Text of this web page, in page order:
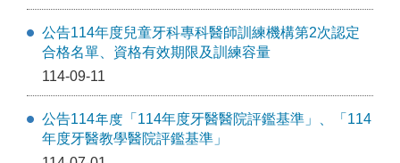
公告114年度兒童牙科專科醫師訓練機構第2次認定
合格名單、資格有效期限及訓練容量
114-09-11
公告114年度「114年度牙醫醫院評鑑基準」、「114
年度牙醫教學醫院評鑑基準」